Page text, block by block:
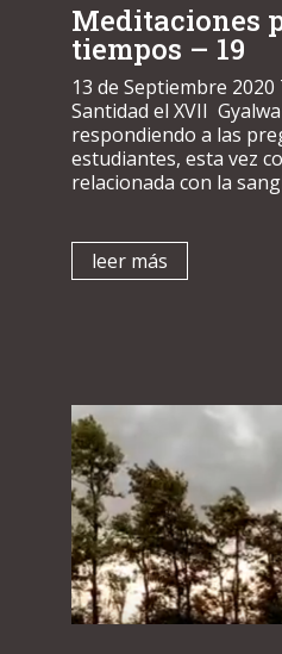
Meditaciones
tiempos – 19
13 de Septiembre
Santidad el XVII
respondiendo a las
estudiantes, esta vez
relacionada con la
leer más